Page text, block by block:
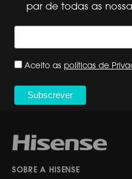
par de todas as
Aceito as políticas de
SOBRE A HISENSE